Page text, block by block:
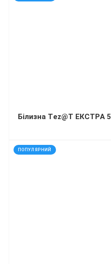
Білизна Тez@T ЕКСТРA
ПОПУЛЯРНИЙ
код: 80027